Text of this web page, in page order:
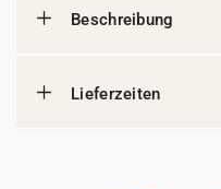
Beschreibung
Lieferzeiten